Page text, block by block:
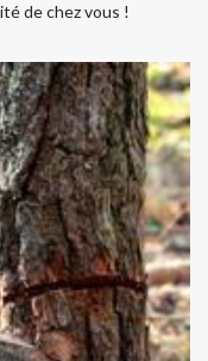
de chez vous !